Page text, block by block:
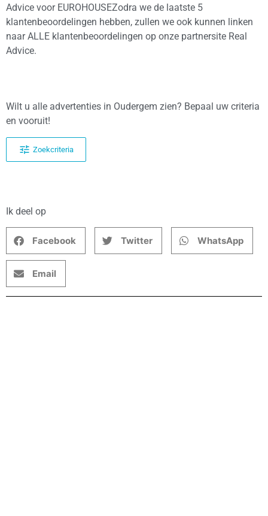
Advice voor EUROHOUSEZodra we de laatste 5
klantenbeoordelingen hebben, zullen we ook kunnen linken
naar ALLE klantenbeoordelingen op onze partnersite Real
Advice.
Wilt u alle advertenties in Oudergem zien? Bepaal uw criteria
en vooruit!
Zoekcriteria
Ik deel op
Facebook Twitter WhatsApp
Email